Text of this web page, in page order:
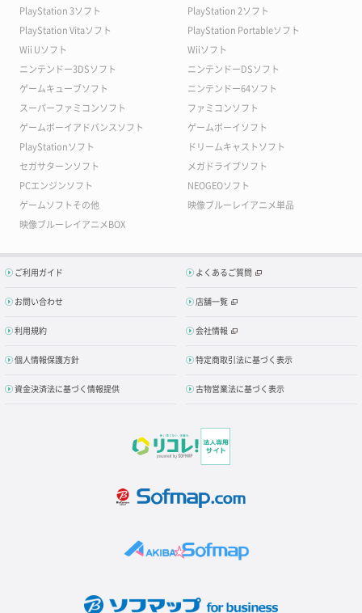
PlayStation 3ソフト
PlayStation 2ソフト
PlayStation Vitaソフト
PlayStation Portableソフト
Wii Uソフト
Wiiソフト
ニンテンドー3DSソフト
ニンテンドーDSソフト
ゲームキューブソフト
ニンテンドー64ソフト
スーパーファミコンソフト
ファミコンソフト
ゲームボーイアドバンスソフト
ゲームボーイソフト
PlayStationソフト
ドリームキャストソフト
セガサターンソフト
メガドライブソフト
PCエンジンソフト
NEOGEOソフト
ゲームソフトその他
映像ブルーレイアニメ単品
映像ブルーレイアニメBOX
ご利用ガイド よくあるご質問
お問い合わせ 店舗一覧
利用規約 会社情報
個人情報保護方針 特定商取引法に基づく表示
資金決済法に基づく情報提供 古物営業法に基づく表示